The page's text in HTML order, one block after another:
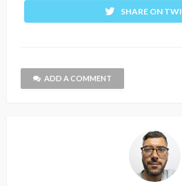
SHARE ON
ADD A COMMENT